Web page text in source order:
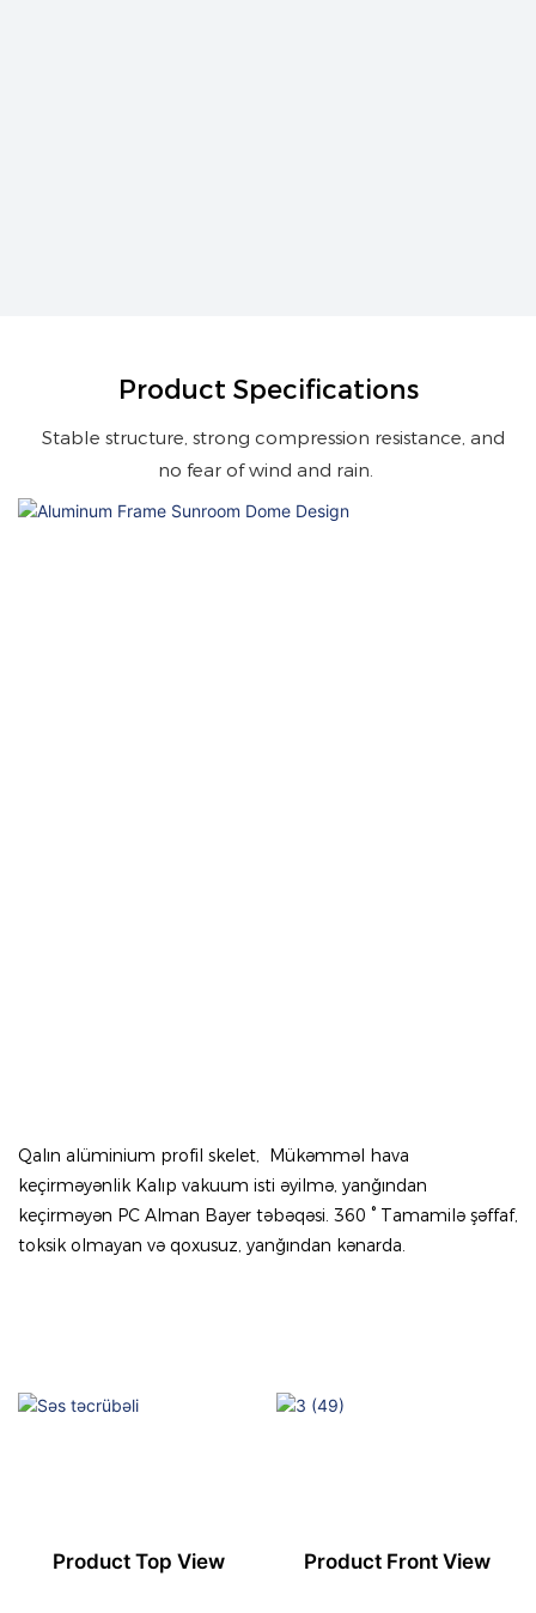
Product Specifications
Stable structure, strong compression resistance, and
no fear of wind and rain.
Qalın alüminium profil skelet, Mükəmməl hava
keçirməyənlik Kalıp vakuum isti əyilmə, yanğından
keçirməyən PC Alman Bayer təbəqəsi. 360 ° Tamamilə şəffaf,
toksik olmayan və qoxusuz, yanğından kənarda.
Product Top View Product Front View